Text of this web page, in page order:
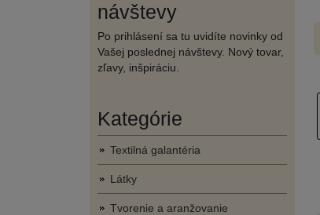
návštevy
Po prihlásení sa tu uvidíte novinky od
Vašej poslednej návštevy. Nový tovar,
zľavy, inšpiráciu.
Kategórie
Textilná galantéria
Látky
Tvorenie a aranžovanie